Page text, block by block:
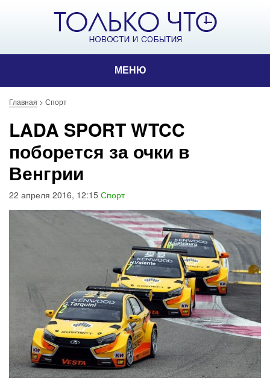
МЕНЮ
Главная > Спорт
LADA SPORT WTCC
поборется за очки в
Венгрии
22 апреля 2016, 12:15 Спорт